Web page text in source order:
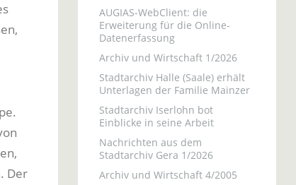
Der
AUGIAS-WebClient: die
Erweiterung für die Online-
Datenerfassung
Archiv und Wirtschaft 1/2026
Stadtarchiv Halle (Saale) erhält
Unterlagen der Familie Mainzer
Stadtarchiv Iserlohn bot
Einblicke in seine Arbeit
Nachrichten aus dem
Stadtarchiv Gera 1/2026
Archiv und Wirtschaft 4/2005